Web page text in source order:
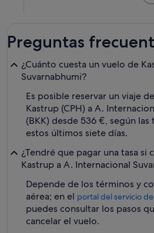
Preguntas
¿Cuánto cuesta un vuelo de
Suvarnabhumi?
Es posible reservar un viaje
Kastrup (CPH) a A.
(BKK) desde 536 €, según
estos últimos siete días.
¿Tendré que pagar una tasa si
Kastrup a A. Internacional
Depende de los términos y
aérea; en el portal del servicio
puedes consultar los pasos
cancelar el vuelo.